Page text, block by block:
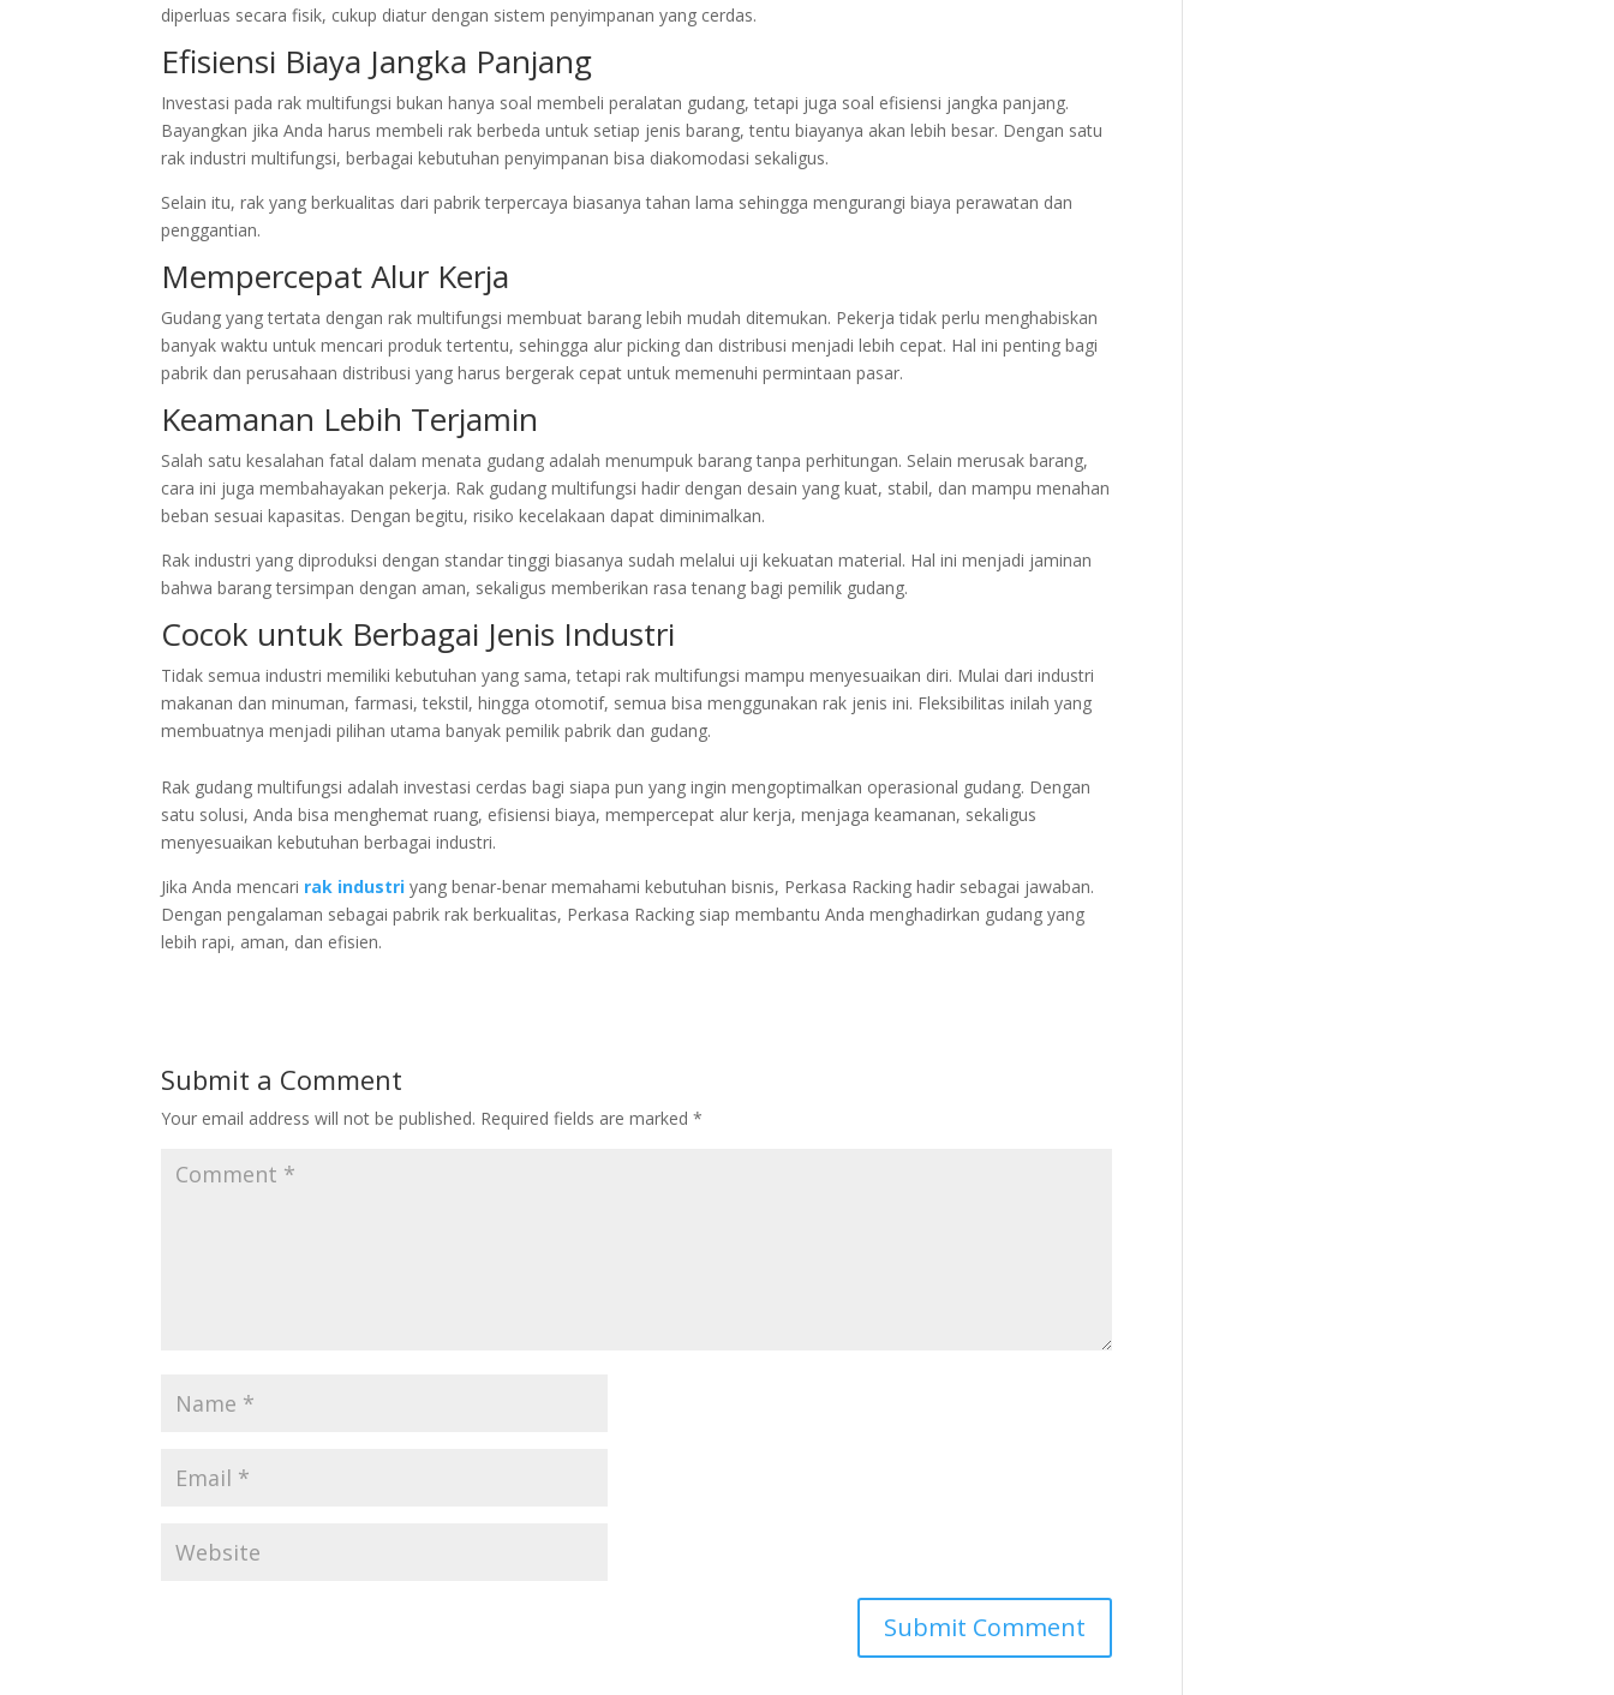
diperluas secara fisik, cukup diatur dengan sistem penyimpanan yang cerdas.
Efisiensi Biaya Jangka Panjang
Investasi pada rak multifungsi bukan hanya soal membeli peralatan gudang, tetapi juga soal efisiensi jangka panjang.
Bayangkan jika Anda harus membeli rak berbeda untuk setiap jenis barang, tentu biayanya akan lebih besar. Dengan satu
rak industri multifungsi, berbagai kebutuhan penyimpanan bisa diakomodasi sekaligus.
Selain itu, rak yang berkualitas dari pabrik terpercaya biasanya tahan lama sehingga mengurangi biaya perawatan dan
penggantian.
Mempercepat Alur Kerja
Gudang yang tertata dengan rak multifungsi membuat barang lebih mudah ditemukan. Pekerja tidak perlu menghabiskan
banyak waktu untuk mencari produk tertentu, sehingga alur picking dan distribusi menjadi lebih cepat. Hal ini penting bagi
pabrik dan perusahaan distribusi yang harus bergerak cepat untuk memenuhi permintaan pasar.
Keamanan Lebih Terjamin
Salah satu kesalahan fatal dalam menata gudang adalah menumpuk barang tanpa perhitungan. Selain merusak barang,
cara ini juga membahayakan pekerja. Rak gudang multifungsi hadir dengan desain yang kuat, stabil, dan mampu menahan
beban sesuai kapasitas. Dengan begitu, risiko kecelakaan dapat diminimalkan.
Rak industri yang diproduksi dengan standar tinggi biasanya sudah melalui uji kekuatan material. Hal ini menjadi jaminan
bahwa barang tersimpan dengan aman, sekaligus memberikan rasa tenang bagi pemilik gudang.
Cocok untuk Berbagai Jenis Industri
Tidak semua industri memiliki kebutuhan yang sama, tetapi rak multifungsi mampu menyesuaikan diri. Mulai dari industri
makanan dan minuman, farmasi, tekstil, hingga otomotif, semua bisa menggunakan rak jenis ini. Fleksibilitas inilah yang
membuatnya menjadi pilihan utama banyak pemilik pabrik dan gudang.
Rak gudang multifungsi adalah investasi cerdas bagi siapa pun yang ingin mengoptimalkan operasional gudang. Dengan
satu solusi, Anda bisa menghemat ruang, efisiensi biaya, mempercepat alur kerja, menjaga keamanan, sekaligus
menyesuaikan kebutuhan berbagai industri.
Jika Anda mencari rak industri yang benar-benar memahami kebutuhan bisnis, Perkasa Racking hadir sebagai jawaban.
Dengan pengalaman sebagai pabrik rak berkualitas, Perkasa Racking siap membantu Anda menghadirkan gudang yang
lebih rapi, aman, dan efisien.
Submit a Comment
Your email address will not be published. Required fields are marked*